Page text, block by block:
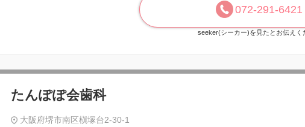
072-291-6421
seeker(シーカー)を見たとお伝えく
たんぽぽ会歯科
大阪府堺市南区槇塚台2-30-1